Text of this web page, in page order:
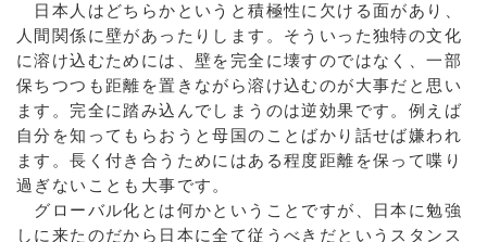
日本人はどちらかというと積極性に欠ける面があり、
人間関係に壁があったりします。そういった独特の文化
に溶け込むためには、壁を完全に壊すのではなく、一部
保ちつつも距離を置きながら溶け込むのが大事だと思い
ます。完全に踏み込んでしまうのは逆効果です。例えば
自分を知ってもらおうと母国のことばかり話せば嫌われ
ます。長く付き合うためにはある程度距離を保って喋り
過ぎないことも大事です。
グローバル化とは何かということですが、日本に勉強
しに来たのだから日本に全て従うべきだというスタンス